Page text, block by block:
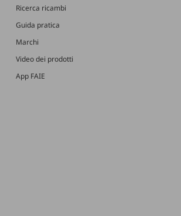
Ricerca ricambi
Guida pratica
Marchi
Video dei prodotti
App FAIE